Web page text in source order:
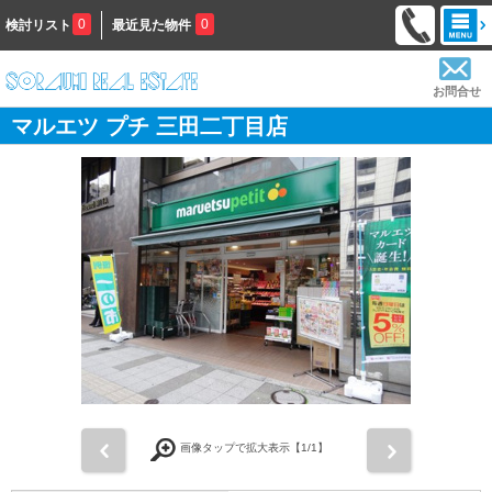
検討リスト 0 最近見た物件 0
お問合せ
マルエツ プチ 三田二丁目店
画像タップで拡大表示【1/1】